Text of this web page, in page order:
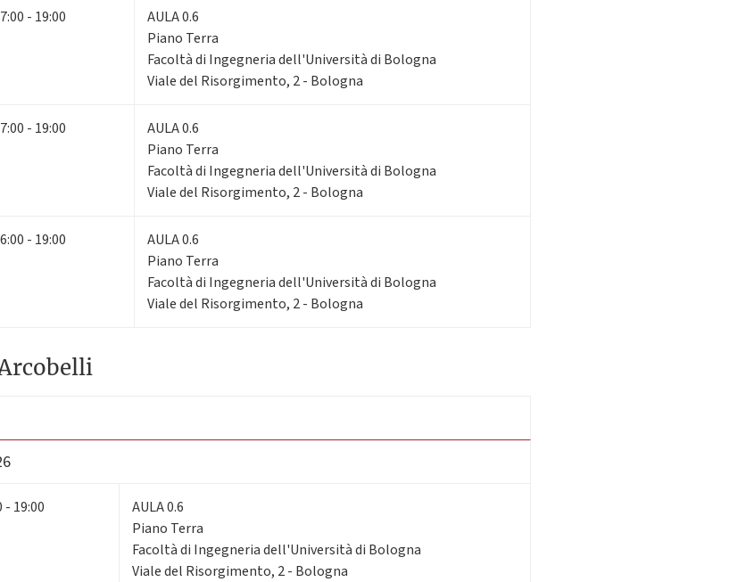
- 19:00
AULA 0.6
Piano Terra
Facoltà di Ingegneria dell'Università di Bologna
Viale del Risorgimento, 2 - Bologna
- 19:00
AULA 0.6
Piano Terra
Facoltà di Ingegneria dell'Università di Bologna
Viale del Risorgimento, 2 - Bologna
- 19:00
AULA 0.6
Piano Terra
Facoltà di Ingegneria dell'Università di Bologna
Viale del Risorgimento, 2 - Bologna
- 19:00
AULA 0.6
Piano Terra
Facoltà di Ingegneria dell'Università di Bologna
Viale del Risorgimento, 2 - Bologna